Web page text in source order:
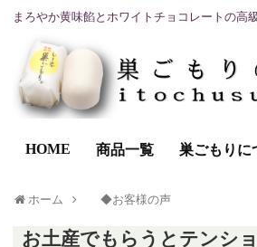
まろやか黄味餡とホワイトチョコレートの高
HOME 商品一覧 巣ごもりに
ホーム ◆お客様の声
お土産でもらうとテンシ